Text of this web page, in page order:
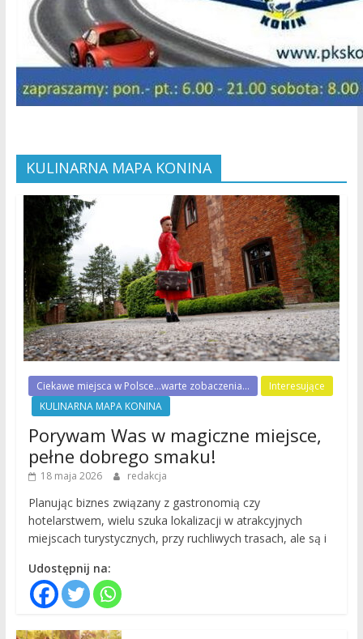
KULINARNA MAPA KONINA
Ciekawe miejsca w Polsce...warte zobaczenia...
Interesujące
KULINARNA MAPA KONINA
Porywam Was w magiczne miejsce,
pełne dobrego smaku!
18 maja 2026 redakcja
Planując biznes związany z gastronomią czy
hotelarstwem, wielu szuka lokalizacji w atrakcyjnych
miejscach turystycznych, przy ruchliwych trasach, ale są i
Udostępnij na: